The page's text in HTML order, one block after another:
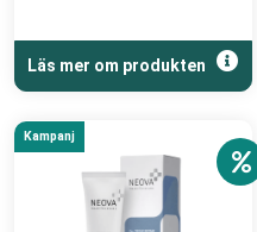
Läs mer om produkten
Kampanj